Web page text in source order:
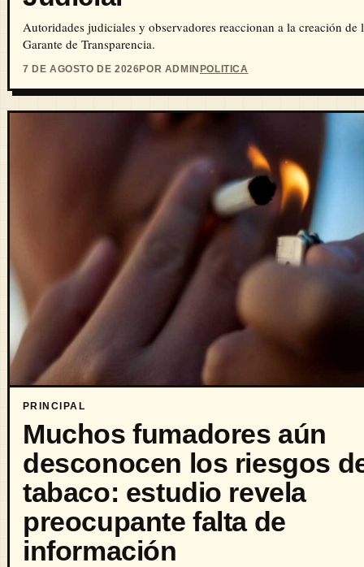
Autoridades judiciales y observadores reaccionan a la creación de
Garante de Transparencia.
7 DE AGOSTO DE 2026POR ADMINPOLITICA
PRINCIPAL
Muchos fumadores aún
desconocen los riesgos
tabaco: estudio revela
preocupante falta de
información